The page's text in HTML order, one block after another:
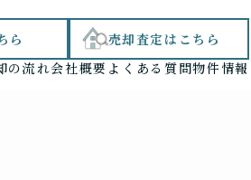
ら
売却査定はこちら
の流れ会社概要 よくある質問物件情報